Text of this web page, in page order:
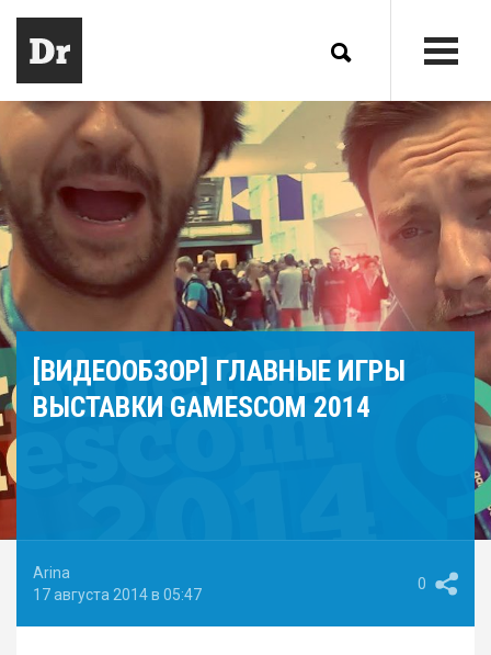
[ВИДЕООБЗОР] ГЛАВНЫЕ ИГРЫ
ВЫСТАВКИ GAMESCOM 2014
Arina
17 августа 2014 в 05:47
0